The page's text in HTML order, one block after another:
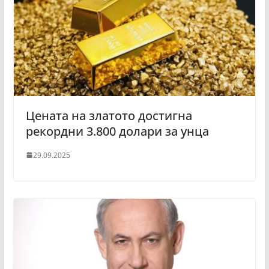
Цената на златото достигна
рекордни 3.800 долари за унца
29.09.2025